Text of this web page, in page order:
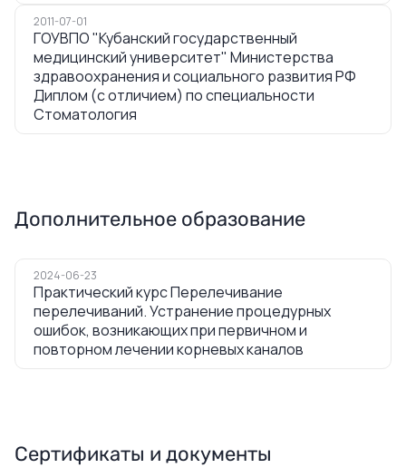
2011-07-01
ГОУВПО "Кубанский государственный
медицинский университет" Министерства
здравоохранения и социального развития РФ
Диплом (с отличием) по специальности
Стоматология
Дополнительное образование
2024-06-23
Практический курс Перелечивание
перелечиваний. Устранение процедурных
ошибок, возникающих при первичном и
повторном лечении корневых каналов
Сертификаты и документы